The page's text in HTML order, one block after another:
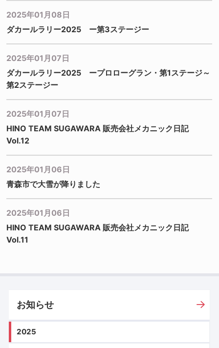
2025年01月08日
ダカールラリー2025 ー第3ステージー
2025年01月07日
ダカールラリー2025 ープロローグラン・第1ステージ～
第2ステージー
2025年01月07日
HINO TEAM SUGAWARA 販売会社メカニック日記
Vol.12
2025年01月06日
青森市で大雪が降りました
2025年01月06日
HINO TEAM SUGAWARA 販売会社メカニック日記
Vol.11
お知らせ
2025